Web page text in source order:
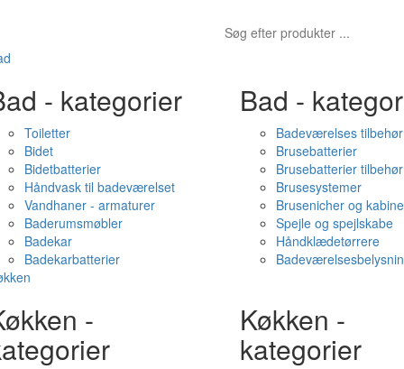
- kategorier
Toiletter
Bidet
Bidetbatterier
Håndvask til badeværelset
Vandhaner - armaturer
Baderumsmøbler
Badekar
Badekarbatterier
Bad -
Badeværelses tilbehør
Brusebatterier
Brusebatterier tilbehør
Brusesystemer
Brusenicher og
Spejle og spejlskabe
Håndklædetørrere
- Køkken -
kategorier